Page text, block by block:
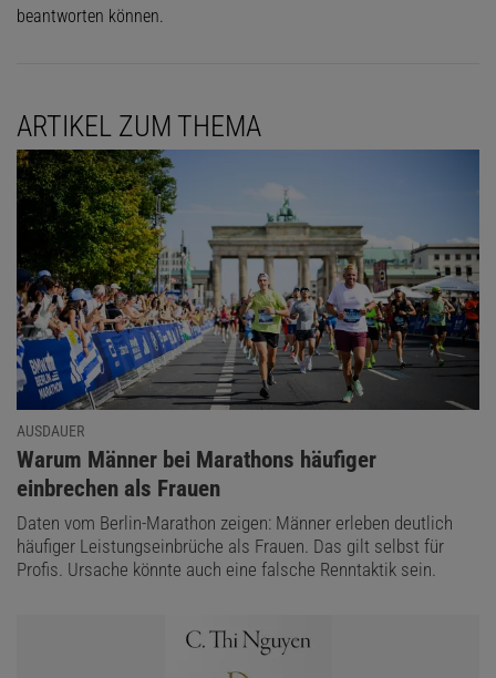
beantworten können.
ARTIKEL ZUM THEMA
AUSDAUER
:
Warum Männer bei Marathons häufiger
einbrechen als Frauen
Daten vom Berlin-Marathon zeigen: Männer erleben deutlich
häufiger Leistungseinbrüche als Frauen. Das gilt selbst für
Profis. Ursache könnte auch eine falsche Renntaktik sein.